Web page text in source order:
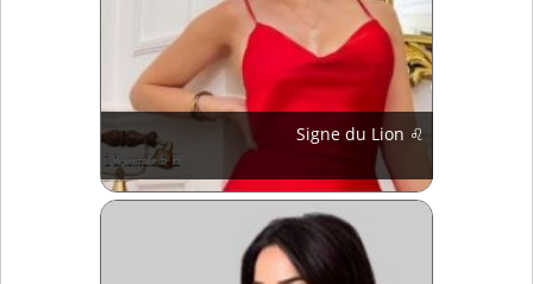
Signe du Lion ♌